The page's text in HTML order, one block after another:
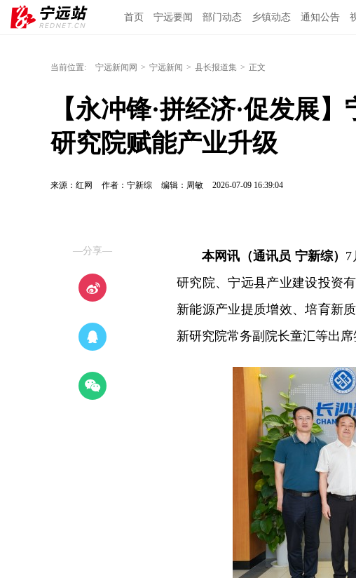
首页 宁远要闻 部门动态 乡镇动态 通知公告
当前位置: 宁远新闻网 > 宁远新闻 > 县长报道集 > 正文
【永冲锋·拼经济·促发展
研究院赋能产业升级
来源：红网 作者：宁新综 编辑：周敏 2026-07-09 16:39:04
—分享— 本网讯（通讯员 宁新综） 7
研究院、宁远县产业建设投资
新能源产业提质增效、培育新
新研究院常务副院长童汇等出席